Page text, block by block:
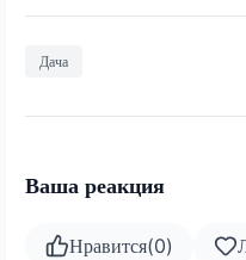
Дача
Ваша реакция
Нравится(0)